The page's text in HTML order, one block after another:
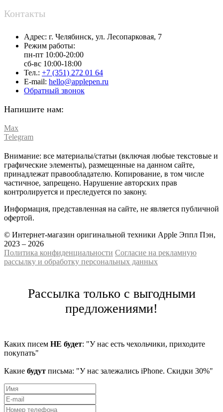
Контакты
Адрес: г. Челябинск, ул. Лесопарковая, 7
Режим работы:
пн-пт 10:00-20:00
сб-вс 10:00-18:00
Тел.: +7 (351) 272 01 64
E-mail: hello@applepen.ru
Обратный звонок
Напишите нам:
Max
Telegram
Внимание: все материалы/статьи (включая любые текстовые и
графические элементы), размещенные на данном сайте,
принадлежат правообладателю. Копирование, в том числе
частичное, запрещено. Нарушение авторских прав
контролируется и преследуется по закону.
Информация, представленная на сайте, не является публичной
офертой.
© Интернет-магазин оригинальной техники Apple Эппл Пэн,
2023 – 2026
Политика конфиденциальности Cогласие на рекламную
рассылку и обработку персональных данных
Рассылка только с выгодными
предложениями!
Каких писем НЕ будет: "У нас есть чехольчики, приходите
покупать"
Какие будут письма: "У нас залежались iPhone. Скидки 30%"